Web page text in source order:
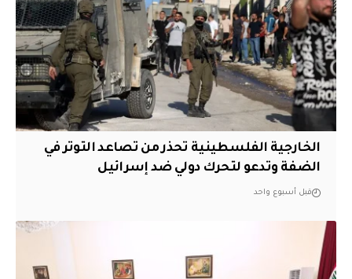
الخارجية الفلسطينية تحذر من تصاعد التوتر في
الضفة وتدعو لتحرك دولي ضد إسرائيل
قبل أسبوع واحد